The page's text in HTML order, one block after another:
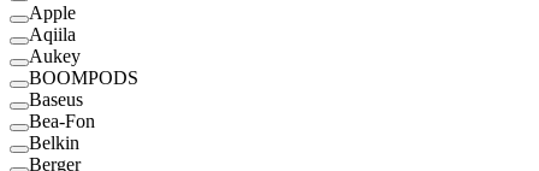
Apple
Aqiila
Aukey
BOOMPODS
Baseus
Bea-Fon
Belkin
Berger